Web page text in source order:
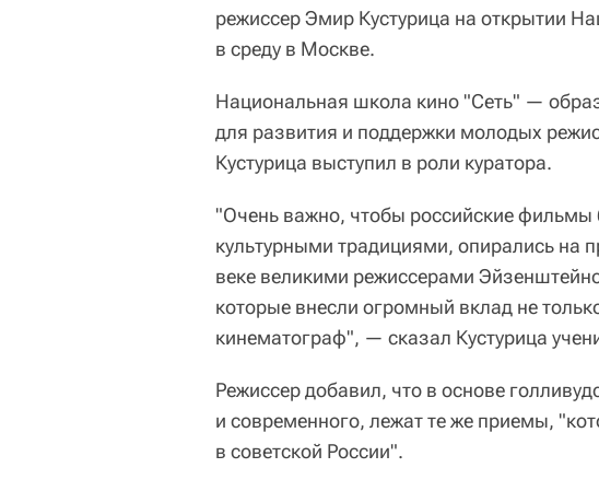
режиссер Эмир Кустурица на открытии
в среду в Москве.
Национальная школа кино "Сеть" —
для развития и поддержки молодых
Кустурица выступил в роли куратора.
"Очень важно, чтобы российские фильмы
культурными традициями, опирались
веке великими режиссерами
которые внесли огромный вклад не
кинематограф", — сказал Кустурица
Режиссер добавил, что в основе
и современного, лежат те же приемы,
в советской России".